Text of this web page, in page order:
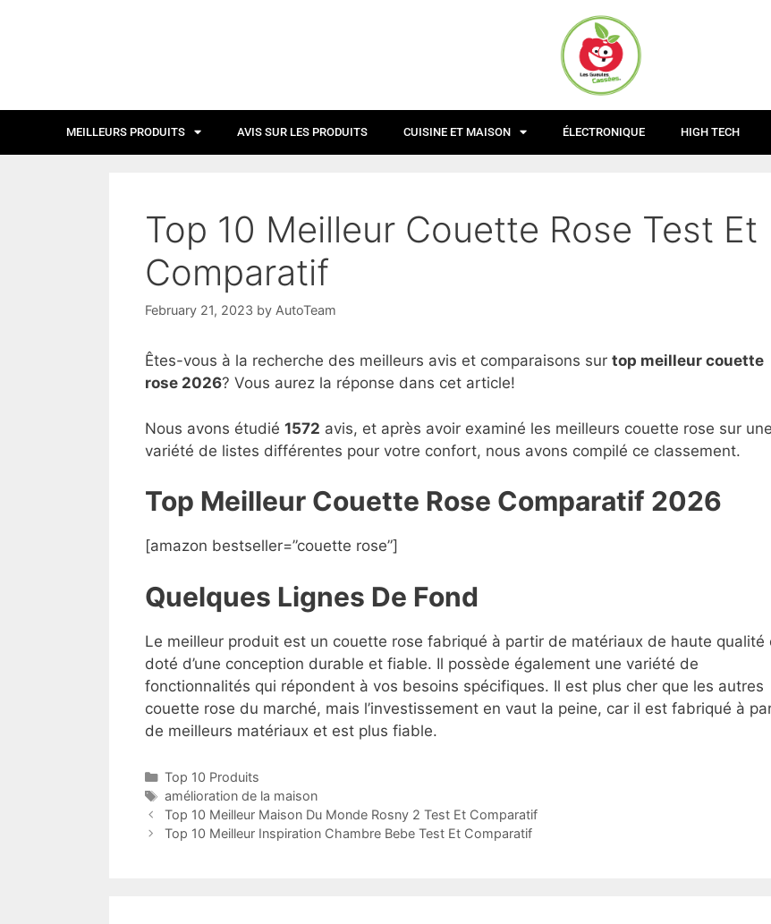
MEILLEURS PRODUITS AVIS SUR LES PRODUITS CUISINE ET MAISON ÉLECTRONIQUE HIGH TECH
Top 10 Meilleur Couette Rose Test Et
Comparatif
February 21, 2023 by AutoTeam
Êtes-vous à la recherche des meilleurs avis et comparaisons sur top meilleur couette
rose 2026? Vous aurez la réponse dans cet article!
Nous avons étudié 1572 avis, et après avoir examiné les meilleurs couette rose sur une
variété de listes différentes pour votre confort, nous avons compilé ce classement.
Top Meilleur Couette Rose Comparatif 2026
[amazon bestseller=”couette rose”]
Quelques Lignes De Fond
Le meilleur produit est un couette rose fabriqué à partir de matériaux de haute qualité
doté d’une conception durable et fiable. Il possède également une variété de
fonctionnalités qui répondent à vos besoins spécifiques. Il est plus cher que les autres
couette rose du marché, mais l’investissement en vaut la peine, car il est fabriqué à
de meilleurs matériaux et est plus fiable.
Top 10 Produits
amélioration de la maison
Top 10 Meilleur Maison Du Monde Rosny 2 Test Et Comparatif
Top 10 Meilleur Inspiration Chambre Bebe Test Et Comparatif